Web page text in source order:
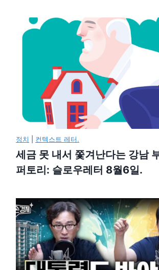
정치 컨텍스트 레터.
세금 못 내서 쫓겨난다는 강남
퍼토리: 슬로우레터 8월6일.